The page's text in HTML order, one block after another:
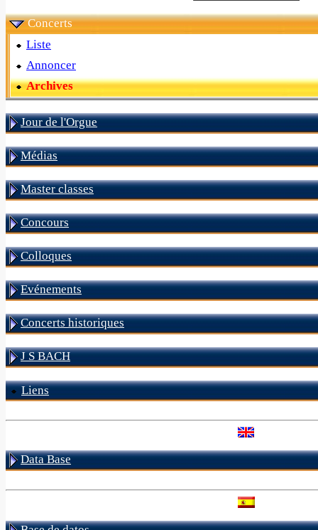
Concerts
Liste
Annoncer
Archives
Jour de l'Orgue
Médias
Master classes
Concours
Colloques
Evénements
Concerts historiques
J S BACH
Liens
Data Base